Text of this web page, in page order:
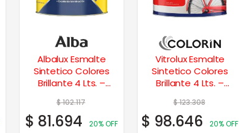
Albalux Esmalte
Sintetico Colores
Brillante 4 Lts. –
$102.117
$ 81.694 20% OFF
Vitrolux Esmalte
Sintetico Colores
Brillante 4 Lts. –
$123.308
$ 98.646 20% OFF